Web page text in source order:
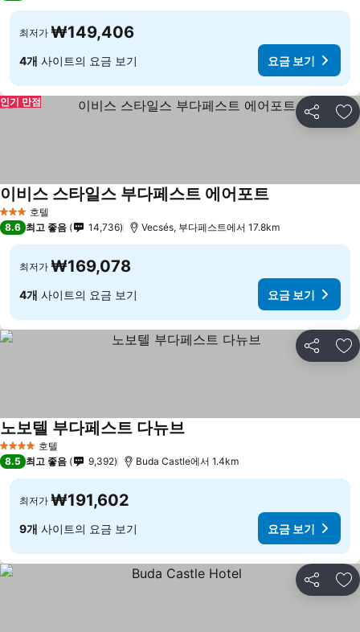
최저가 ₩149,406
4개 사이트의 요금 보기 요금 보기
공유 즐
인기 만점
3 성급 호텔
이비스 스타일스 부다페스트 에어포트
8.6 최고 좋음 14,736 Vecsés, 부다페스트에서 17.8km
최저가 ₩169,078
4개 사이트의 요금 보기 요금 보기
공유 즐
4 성급 호텔
노보텔 부다페스트 다뉴브
8.5 최고 좋음 9,392 Buda Castle에서 1.4km
최저가 ₩191,602
9개 사이트의 요금 보기 요금 보기
공유 즐